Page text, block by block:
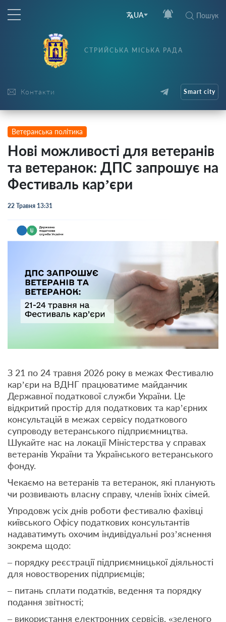
UA Пошук
Контакти
СТРИЙСЬКА МІСЬКА РАДА
Smart city
Ветеранська політика
Нові можливості для ветеранів
та ветеранок: ДПС запрошує на
Фестиваль кар’єри
22 Травня 13:31
З 21 по 24 травня 2026 року в межах Фестивалю
кар’єри на ВДНГ працюватиме майданчик
Державної податкової служби України. Це
відкритий простір для податкових та карʼєрних
консультацій в межах сервісу податкового
супроводу ветеранського підприємництва.
Шукайте нас на локації Міністерства у справах
ветеранів України та Українського ветеранського
фонду.
Чекаємо на ветеранів та ветеранок, які планують
чи розвивають власну справу, членів їхніх сімей.
Упродовж усіх днів роботи фестивалю фахівці
київського Офісу податкових консультантів
надаватимуть охочим індивідуальні роз’яснення
зокрема щодо:
– порядку реєстрації підприємницької діяльності
для новостворених підприємців;
– питань сплати податків, ведення та порядку
подання звітності;
– використання електронних сервісів, «зеленого